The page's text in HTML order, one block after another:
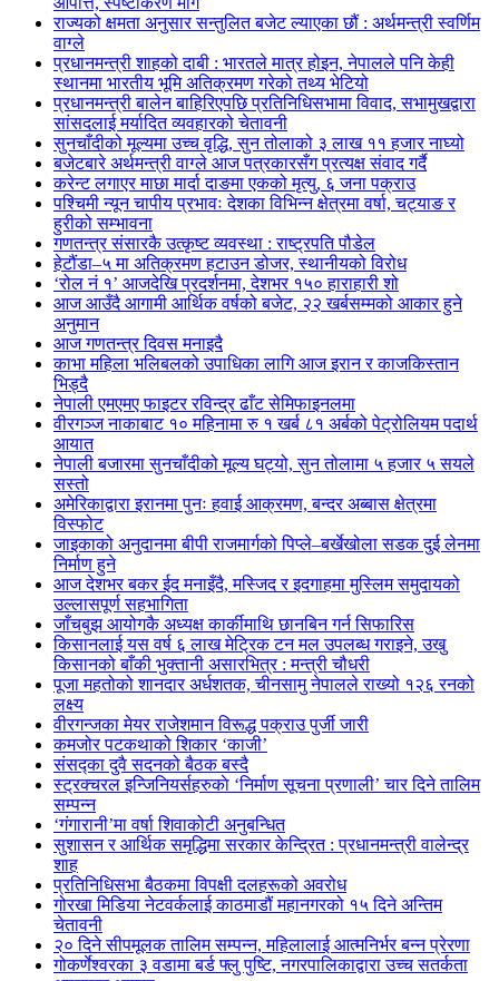
राज्यको क्षमता अनुसार सन्तुलित बजेट ल्याएका छौं : अर्थमन्त्री स्वर्णिम
वाग्ले
प्रधानमन्त्री शाहको दाबी : भारतले मात्र होइन, नेपालले पनि केही
स्थानमा भारतीय भूमि अतिक्रमण गरेको तथ्य भेटियो
प्रधानमन्त्री बालेन बाहिरिएपछि प्रतिनिधिसभामा विवाद, सभामुखद्वारा
सांसदलाई मर्यादित व्यवहारको चेतावनी
सुनचाँदीको मूल्यमा उच्च वृद्धि, सुन तोलाको ३ लाख ११ हजार नाघ्यो
बजेटबारे अर्थमन्त्री वाग्ले आज पत्रकारसँग प्रत्यक्ष संवाद गर्दै
करेन्ट लगाएर माछा मार्दा दाङमा एकको मृत्यु, ६ जना पक्राउ
पश्चिमी न्यून चापीय प्रभावः देशका विभिन्न क्षेत्रमा वर्षा, चट्याङ र
हुरीको सम्भावना
गणतन्त्र संसारकै उत्कृष्ट व्यवस्था : राष्ट्रपति पौडेल
हेटौंडा–५ मा अतिक्रमण हटाउन डोजर, स्थानीयको विरोध
‘रोल नं १’ आजदेखि प्रदर्शनमा, देशभर १५० हाराहारी शो
आज आउँदै आगामी आर्थिक वर्षको बजेट, २२ खर्बसम्मको आकार हुने
अनुमान
आज गणतन्त्र दिवस मनाइदै
काभा महिला भलिबलको उपाधिका लागि आज इरान र काजकिस्तान
भिड्दै
नेपाली एमएमए फाइटर रविन्द्र ढाँट सेमिफाइनलमा
वीरगञ्ज नाकाबाट १० महिनामा रु १ खर्ब ८१ अर्बको पेट्रोलियम पदार्थ
आयात
नेपाली बजारमा सुनचाँदीको मूल्य घट्यो, सुन तोलामा ५ हजार ५ सयले
सस्तो
अमेरिकाद्वारा इरानमा पुनः हवाई आक्रमण, बन्दर अब्बास क्षेत्रमा
विस्फोट
जाइकाको अनुदानमा बीपी राजमार्गको पिप्ले–बर्खेखोला सडक दुई लेनमा
निर्माण हुने
आज देशभर बकर ईद मनाइँदै, मस्जिद र इदगाहमा मुस्लिम समुदायको
उल्लासपूर्ण सहभागिता
जाँचबुझ आयोगकै अध्यक्ष कार्कीमाथि छानबिन गर्न सिफारिस
किसानलाई यस वर्ष ६ लाख मेट्रिक टन मल उपलब्ध गराइने, उखु
किसानको बाँकी भुक्तानी असारभित्र : मन्त्री चौधरी
पूजा महतोको शानदार अर्धशतक, चीनसामु नेपालले राख्यो १२६ रनको
लक्ष्य
वीरगन्जका मेयर राजेशमान विरूद्ध पक्राउ पुर्जी जारी
कमजोर पटकथाको शिकार ‘काजी’
संसद्का दुवै सदनको बैठक बस्दै
स्ट्रक्चरल इन्जिनियर्सहरुकाे ‘निर्माण सूचना प्रणाली’ चार दिने तालिम
सम्पन्न
‘गंगारानी’मा वर्षा शिवाकोटी अनुबन्धित
सुशासन र आर्थिक समृद्धिमा सरकार केन्द्रित : प्रधानमन्त्री वालेन्द्र
शाह
प्रतिनिधिसभा बैठकमा विपक्षी दलहरूको अवरोध
गोरखा मिडिया नेटवर्कलाई काठमाडौं महानगरको १५ दिने अन्तिम
चेतावनी
२० दिने सीपमूलक तालिम सम्पन्न, महिलालाई आत्मनिर्भर बन्न प्रेरणा
गोकर्णेश्वरका ३ वडामा बर्ड फ्लु पुष्टि, नगरपालिकाद्वारा उच्च सतर्कता